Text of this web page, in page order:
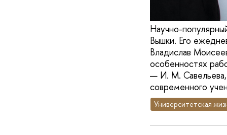
Научно-
Вышки. Его
Владислав
особенностях
— И. М.
современного
Университетская